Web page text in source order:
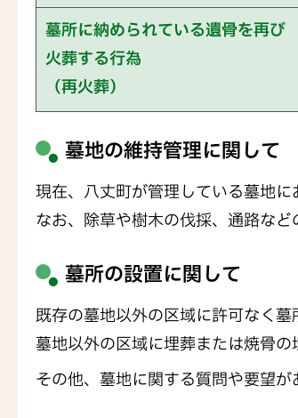
墓所に納められている遺骨を再び
火葬する行為
（再火葬）
墓地の維持管理に関して
現在、八丈町が管理している墓地
なお、除草や樹木の伐採、通路な
墓所の設置に関して
既存の墓地以外の区域に許可なく
墓地以外の区域に埋葬または焼骨
その他、墓地に関する質問や要望